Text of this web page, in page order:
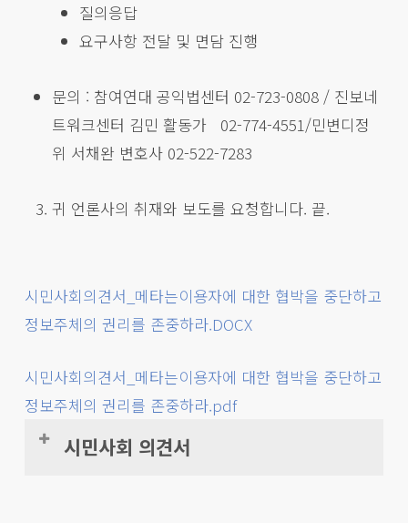
질의응답
요구사항 전달 및 면담 진행
문의 : 참여연대 공익법센터 02-723-0808 / 진보네
트워크센터 김민 활동가 02-774-4551/민변디정
위 서채완 변호사 02-522-7283
귀 언론사의 취재와 보도를 요청합니다. 끝.
시민사회의견서_메타는이용자에 대한 협박을 중단하고
정보주체의 권리를 존중하라.DOCX
시민사회의견서_메타는이용자에 대한 협박을 중단하고
정보주체의 권리를 존중하라.pdf
시민사회 의견서